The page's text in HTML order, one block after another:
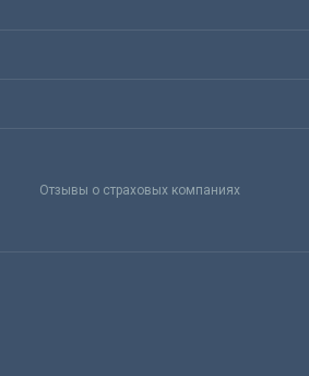
Отзывы о страховых компаниях